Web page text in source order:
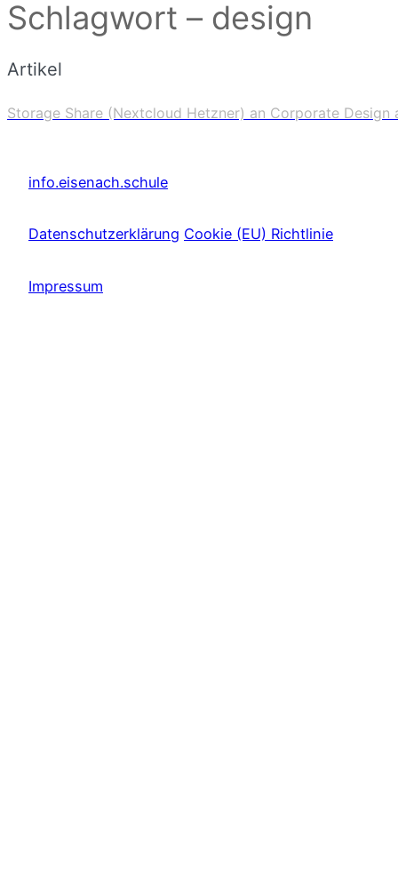
Schlagwort – design
Artikel
Storage Share (Nextcloud Hetzner) an Corporate Design
info.eisenach.schule
Datenschutzerklärung Cookie (EU) Richtlinie
Impressum